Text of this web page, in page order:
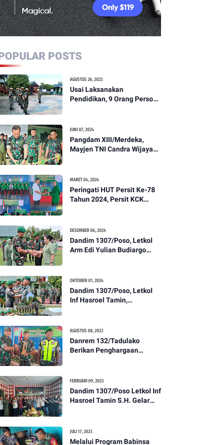
POSTS
AGUSTUS 26, 2023
Usai Laksanakan
Pendidikan, 9 Orang Personil
Ikuti Apel Pagi Dan
Pengecekan
JUNI 07, 2024
Pangdam XIII/Merdeka,
Mayjen TNI Candra Wijaya
MARET 04, 2024
Peringati HUT Persit Ke-78
Tahun 2024, Persit KCK
Kesehatan Tentang
Pencegahan DBD
DESEMBER 06, 2024
Dandim 1307/Poso, Letkol
Arm Edi Yulian Budiargo
1307/Poso
OKTOBER 01, 2024
Dandim 1307/Poso, Letkol
Inf Hasroel Tamin,
Kenaikan Pangkat Personel
Kodim 1307/Poso
AGUSTUS 08, 2023
Danrem 132/Tadulako
Berikan Penghargaan
FEBRUARI 09, 2023
Dandim 1307/Poso Letkol Inf
Hasroel Tamin S.H. Gelar
Tahun 2023
JULI 17, 2023
Melalui Program Babinsa